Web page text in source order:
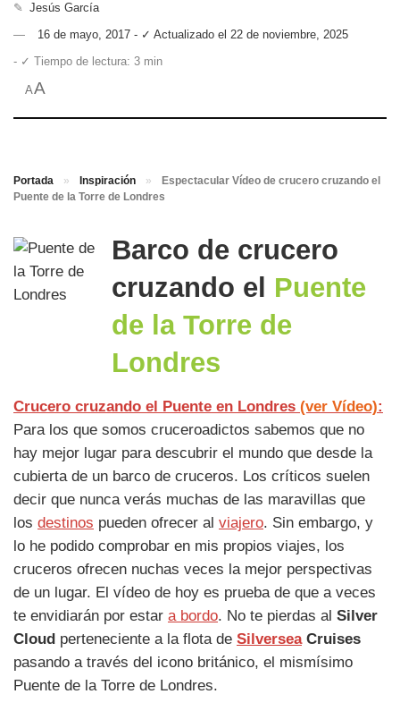
✎ Jesús García
16 de mayo, 2017 - ✓ Actualizado el 22 de noviembre, 2025
- ✓ Tiempo de lectura: 3 min
AA
Portada » Inspiración »
Espectacular Vídeo de crucero cruzando el
Puente de la Torre de Londres
Barco de crucero
cruzando el Puente
de la Torre de
Londres
Crucero cruzando el Puente en Londres (ver Vídeo):
Para los que somos cruceroadictos sabemos que no
hay mejor lugar para descubrir el mundo que desde la
cubierta de un barco de cruceros. Los críticos suelen
decir que nunca verás muchas de las maravillas que
los destinos pueden ofrecer al viajero. Sin embargo, y
lo he podido comprobar en mis propios viajes, los
cruceros ofrecen nuchas veces la mejor perspectivas
de un lugar. El vídeo de hoy es prueba de que a veces
te envidiarán por estar a bordo. No te pierdas al Silver
Cloud perteneciente a la flota de SilverseaCruises
pasando a través del icono británico, el mismísimo
Puente de la Torre de Londres.